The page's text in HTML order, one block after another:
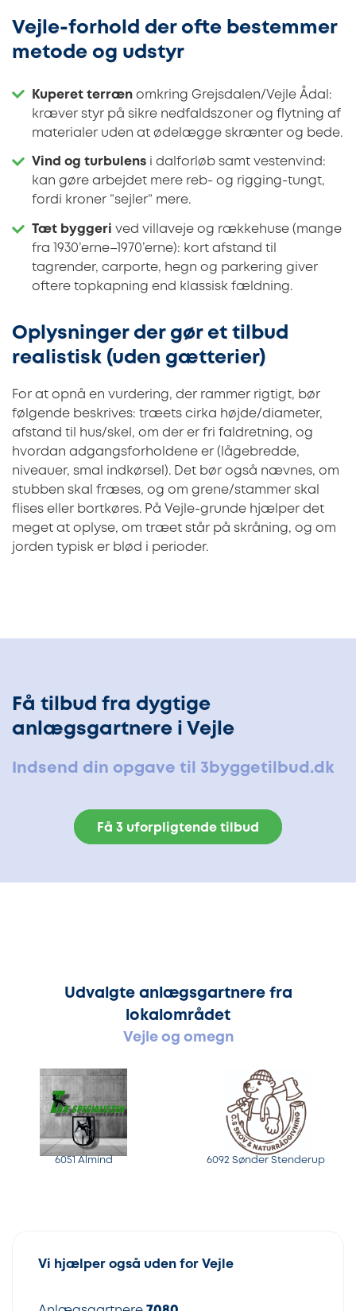
Vejle-forhold der ofte bestemmer
metode og udstyr
Kuperet terræn omkring Grejsdalen/Vejle Ådal:
kræver styr på sikre nedfaldszoner og flytning af
materialer uden at ødelægge skrænter og bede.
Vind og turbulens i dalforløb samt vestenvind:
kan gøre arbejdet mere reb- og rigging-tungt,
fordi kroner ”sejler” mere.
Tæt byggeri ved villaveje og rækkehuse (mange
fra 1930’erne–1970’erne): kort afstand til
tagrender, carporte, hegn og parkering giver
oftere topkapning end klassisk fældning.
Oplysninger der gør et tilbud
realistisk (uden gætterier)
For at opnå en vurdering, der rammer rigtigt, bør
følgende beskrives: træets cirka højde/diameter,
afstand til hus/skel, om der er fri faldretning, og
hvordan adgangsforholdene er (lågebredde,
niveauer, smal indkørsel). Det bør også nævnes, om
stubben skal fræses, og om grene/stammer skal
flises eller bortkøres. På Vejle-grunde hjælper det
meget at oplyse, om træet står på skråning, og om
jorden typisk er blød i perioder.
Få tilbud fra dygtige
anlægsgartnere i Vejle
Indsend din opgave til 3byggetilbud.dk
Få 3 uforpligtende tilbud
Udvalgte anlægsgartnere fra
lokalområdet
Vejle og omegn
6051 Almind 6092 Sønder Stenderup
Vi hjælper også uden for Vejle